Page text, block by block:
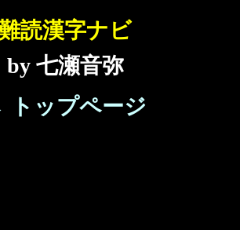
読漢字ナビ
by 七瀬音弥
トップページ